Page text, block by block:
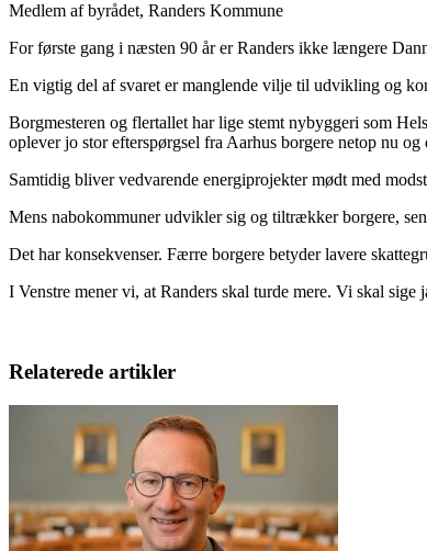
Medlem af byrådet, Randers Kommune
For første gang i næsten 90 år er Randers ikke længere
En vigtig del af svaret er manglende vilje til udvikling og
Borgmesteren og flertallet har lige stemt nybyggeri som
oplever jo stor efterspørgsel fra Aarhus borgere netop nu
Samtidig bliver vedvarende energiprojekter mødt med
Mens nabokommuner udvikler sig og tiltrækker borgere,
Det har konsekvenser. Færre borgere betyder lavere
I Venstre mener vi, at Randers skal turde mere. Vi skal
Relaterede artikler